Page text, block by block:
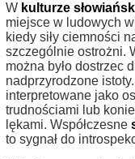
W kulturze
miejsce w ludowych
kiedy siły ciemności
szczególnie ostrożni.
można było dostrzec
nadprzyrodzone istoty.
interpretowane jako
trudnościami lub
lękami. Współczesne
to sygnał do